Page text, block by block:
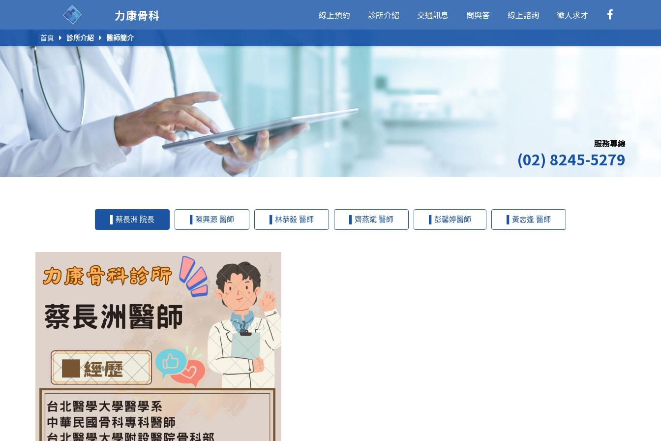
力康骨科 線上預約 診所介紹
醫師簡介
醫療新知
衛教專區
交通訊息 問與答 線上諮詢 徵人求才
服務專線
(02) 8245-5279
首頁 診所介紹 醫師簡介
▌蔡長洲 院長 ▌陳興源 醫師 ▌林恭毅 醫師 ▌齊燕斌 醫師 ▌彭馨婷醫師 ▌黃志逢 醫師